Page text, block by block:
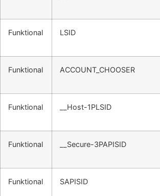
Funktional LSID
Funktional ACCOUNT_CHOOSER
Funktional __Host-1PLSID
Funktional __Secure-3PAPISID
Funktional SAPISID